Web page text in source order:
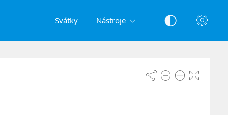
Svátky Nástroje